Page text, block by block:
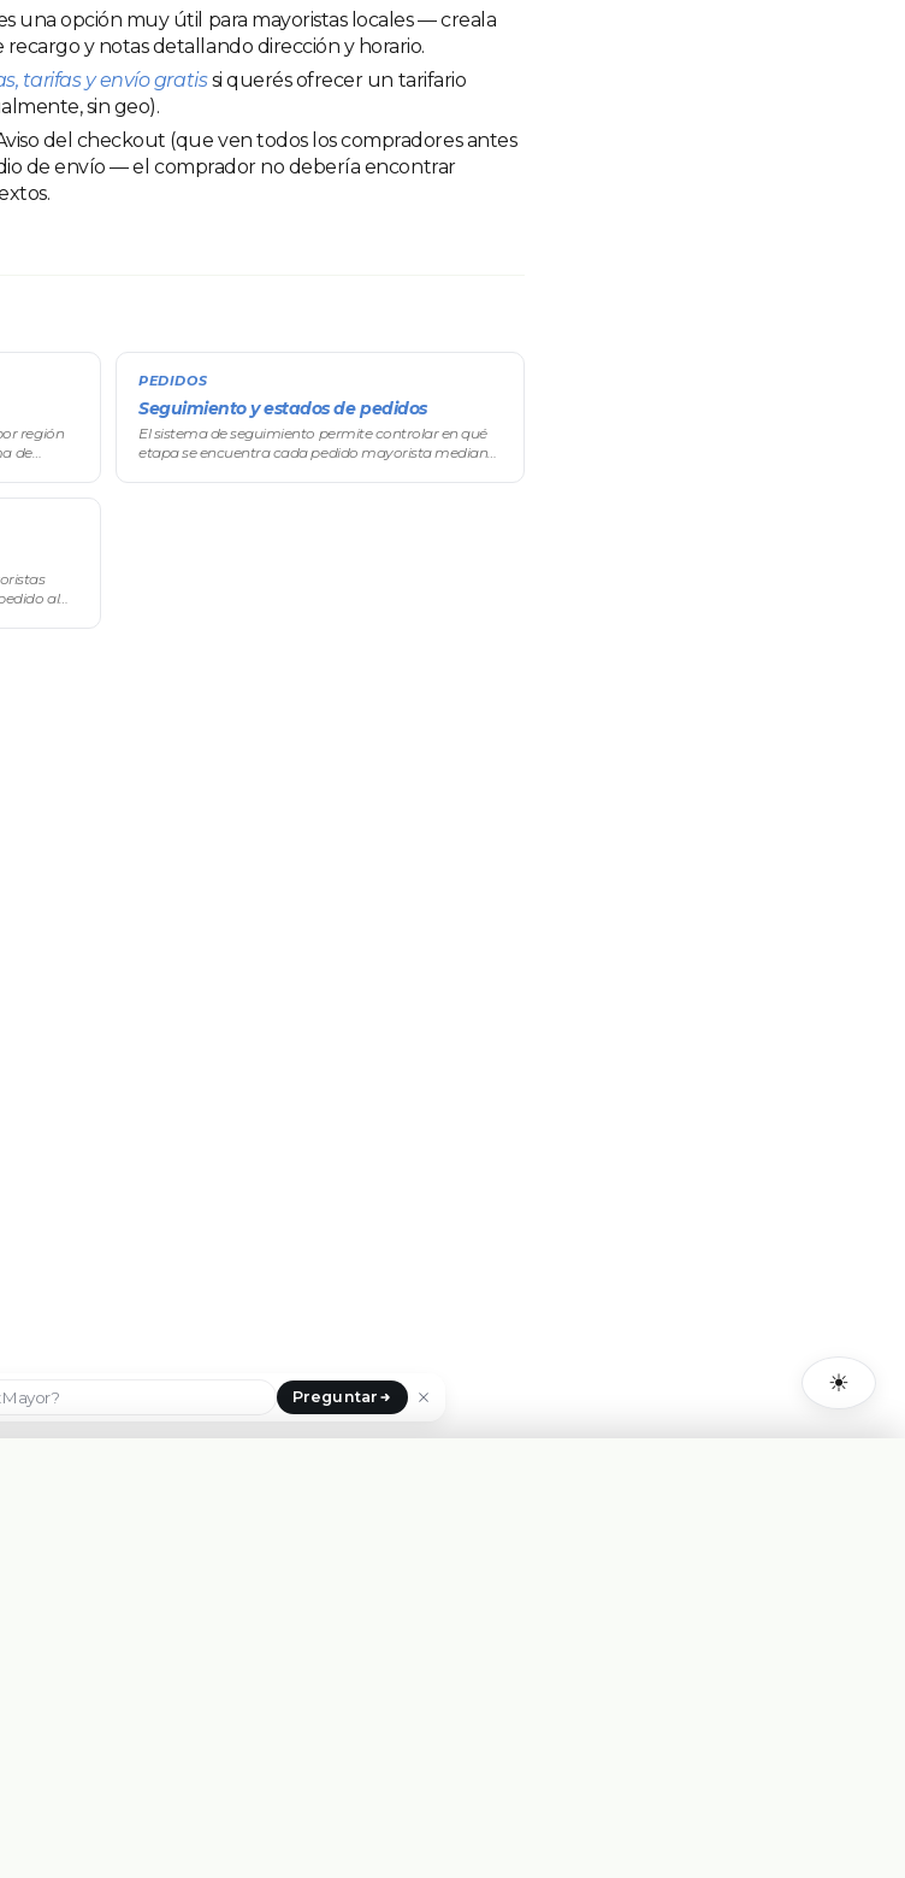
☀
una opción muy útil para mayoristas locales — creala
y notas detallando dirección y horario.
tarifas y envío gratissi querés ofrecer un tarifario
sin geo).
del checkout (que ven todos los compradores antes
de envío — el comprador no debería encontrar
región
de
PEDIDOS
Seguimiento y estados de pedidos
El sistema de seguimiento permite controlar en qué
etapa se encuentra cada pedido mayorista mediante
al
Preguntar